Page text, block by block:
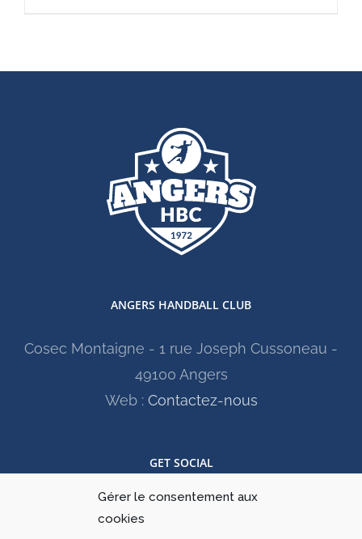
Gérer le consentement aux
cookies
ANGERS HANDBALL CLUB
Cosec Montaigne - 1 rue Joseph Cussoneau -
49100 Angers
Web : Contactez-nous
GET SOCIAL